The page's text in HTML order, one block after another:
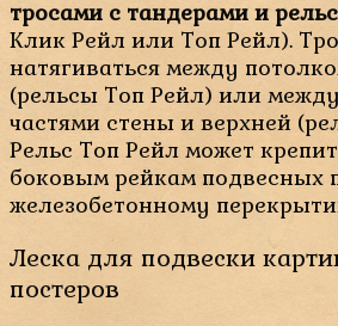
тросами с тандерами и
Клик Рейл или Топ Рейл).
натягиваться между
(рельсы Топ Рейл) или
частями стены и верхней
Рельс Топ Рейл может
боковым рейкам подвесных
железобетонному
Леска для подвески
постеров